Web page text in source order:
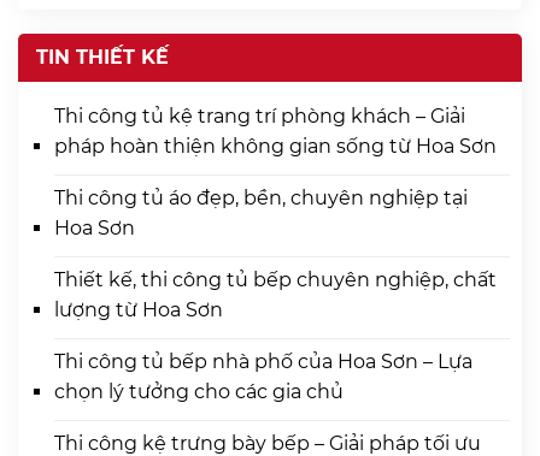
TIN THIẾT KẾ
Thi công tủ kệ trang trí phòng khách – Giải
pháp hoàn thiện không gian sống từ Hoa Sơn
Thi công tủ áo đẹp, bền, chuyên nghiệp tại
Hoa Sơn
Thiết kế, thi công tủ bếp chuyên nghiệp, chất
lượng từ Hoa Sơn
Thi công tủ bếp nhà phố của Hoa Sơn – Lựa
chọn lý tưởng cho các gia chủ
Thi công kệ trưng bày bếp – Giải pháp tối ưu